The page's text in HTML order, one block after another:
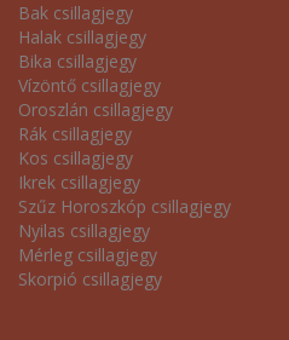
Bak csillagjegy
Halak csillagjegy
Bika csillagjegy
Vízöntő csillagjegy
Oroszlán csillagjegy
Rák csillagjegy
Kos csillagjegy
Ikrek csillagjegy
Szűz Horoszkóp csillagjegy
Nyilas csillagjegy
Mérleg csillagjegy
Skorpió csillagjegy